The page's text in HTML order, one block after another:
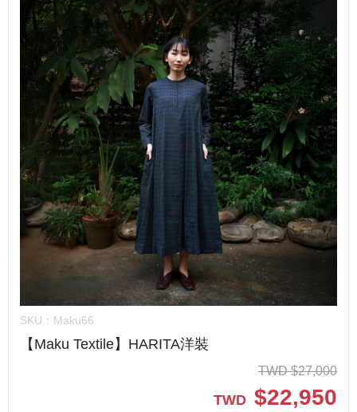
SKU： Maku66
【Maku Textile】HARITA洋裝
TWD $27,000
TWD $22,950